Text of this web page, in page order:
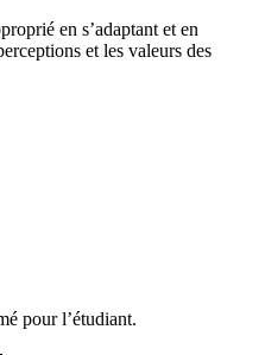
en s’adaptant et en
et les valeurs des
pour l’étudiant.